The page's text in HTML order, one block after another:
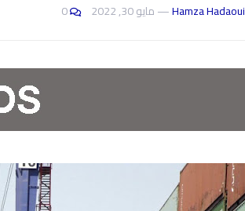
Hamza Hadaoui
—مايو 30, 2022 0